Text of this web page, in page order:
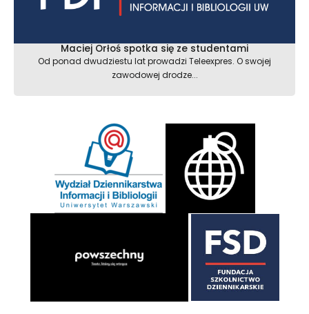
Maciej Orłoś spotka się ze studentami
Od ponad dwudziestu lat prowadzi Teleexpres. O swojej
zawodowej drodze...